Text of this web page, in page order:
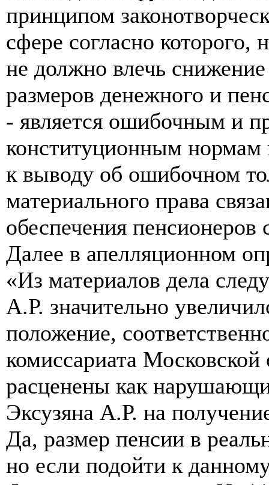
принципом
сфере согласно которого,
не должно влечь
размеров денежного и
- является ошибочным и
конституционным нормам
к выводу об ошибочном
материального права
обеспечения пенсионеров
Далее в апелляционном
«Из материалов дела
А.Р. значительно
положение,
комиссариата
расценены как
Эксузяна А.Р. на
Да, размер пенсии в
но если подойти к